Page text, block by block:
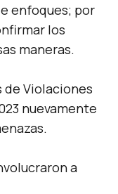
enfoques; por
los
maneras.
Violaciones
nuevamente
a